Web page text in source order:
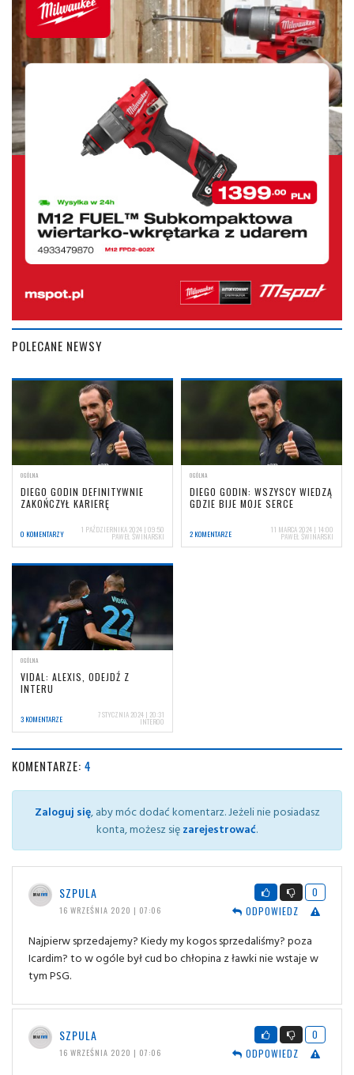
POLECANE NEWSY
OGÓLNA
DIEGO GODIN DEFINITYWNIE
ZAKOŃCZYŁ KARIERĘ
0 KOMENTARZY 1 PAŹDZIERNIKA 2024 | 09:50
PAWEŁ ŚWINARSKI
OGÓLNA
DIEGO GODIN: WSZYSCY WIEDZĄ
GDZIE BIJE MOJE SERCE
2 KOMENTARZE 11 MARCA 2024 | 14:00
PAWEŁ ŚWINARSKI
OGÓLNA
VIDAL: ALEXIS, ODEJDŹ Z
INTERU
3 KOMENTARZE 7 STYCZNIA 2024 | 20:31
INTER00
KOMENTARZE: 4
Zaloguj się, aby móc dodać komentarz. Jeżeli nie posiadasz
konta, możesz sięzarejestrować.
SZPULA
16 WRZEŚNIA 2020 | 07:06
0
ODPOWIEDZ
Najpierw sprzedajemy? Kiedy my kogos sprzedaliśmy? poza
Icardim? to w ogóle był cud bo chłopina z ławki nie wstaje w
tym PSG.
SZPULA
16 WRZEŚNIA 2020 | 07:06
0
ODPOWIEDZ